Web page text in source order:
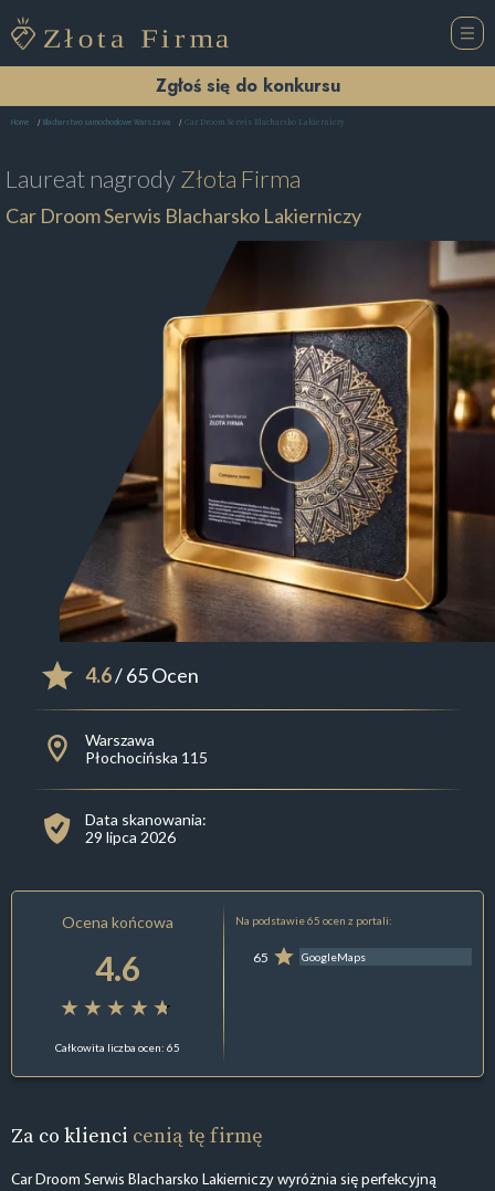
Zgłoś się do konkursu
Home Blacharstwo samochodowe Warszawa Car Droom Serwis Blacharsko Lakierniczy
Laureat nagrodyZłota Firma
Car Droom Serwis Blacharsko Lakierniczy
4.6/ 65 Ocen
Warszawa
Płochocińska 115
Data skanowania:
29 lipca 2026
Ocena końcowa
4.6
Całkowita liczba ocen: 65
Na podstawie 65 ocen z portali:
65 GoogleMaps
Za co klienci cenią tę firmę
Car Droom Serwis Blacharsko Lakierniczy wyróżnia się perfekcyjną